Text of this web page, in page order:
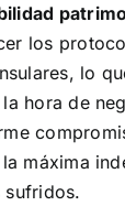
los
lo
hora de
máxima
sufridos.